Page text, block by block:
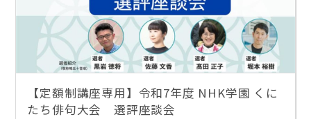
【定額制講座専用】令和7年度 NHK学園 くに
たち俳句大会 選評座談会